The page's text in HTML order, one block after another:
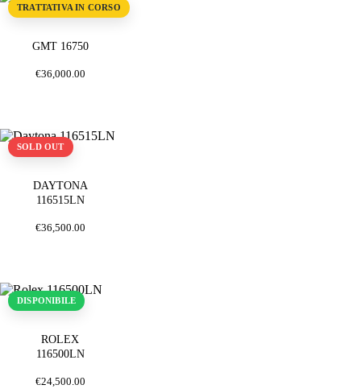
TRATTATIVA IN CORSO
GMT 16750
€36,000.00
SOLD OUT
DAYTONA
116515LN
€36,500.00
DISPONIBILE
ROLEX
116500LN
€24,500.00